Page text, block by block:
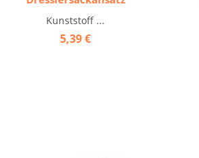
Kunststoff ...
5,39 €